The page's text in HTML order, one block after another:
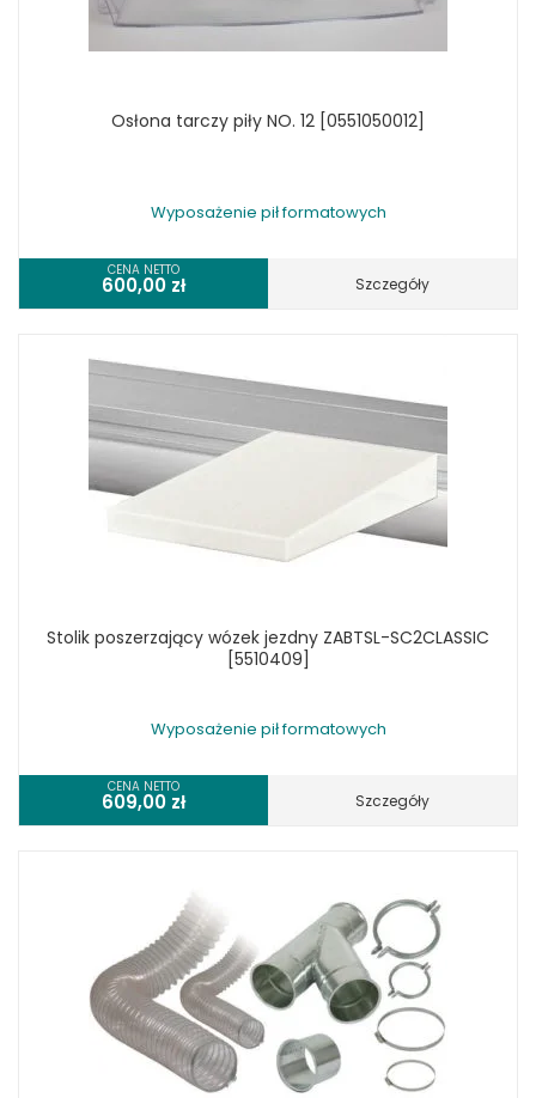
Osłona tarczy piły NO. 12 [0551050012]
Wyposażenie pił formatowych
CENA NETTO
600,00 zł Szczegóły
Stolik poszerzający wózek jezdny ZABTSL-SC2CLASSIC
[5510409]
Wyposażenie pił formatowych
CENA NETTO
609,00 zł Szczegóły